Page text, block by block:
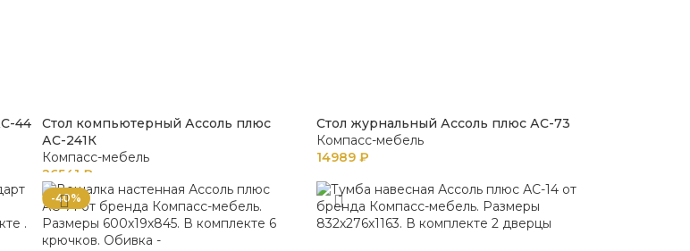
44
Стол компьютерный Ассоль плюс
АС-241К
Компасс-мебель
26541 ₽
Стол журнальный Ассоль плюс АС-73
Компасс-мебель
14989 ₽
-40%